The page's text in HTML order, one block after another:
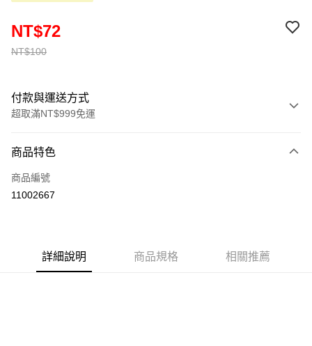
NT$100
NT$72
付款與運送方式
超取滿NT$999免運
信用卡一次付款
超商取貨付款
街口支付
商品特色
商品編號
11002667
詳細說明 商品規格 相關推薦